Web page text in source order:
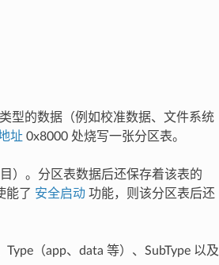
型的数据（例如校准数据、文件系统
址0x8000 处烧写一张分区表。
）。分区表数据后还保存着该表的
能了 安全启动功能，则该分区表后还
（app、data 等）、SubType 以及